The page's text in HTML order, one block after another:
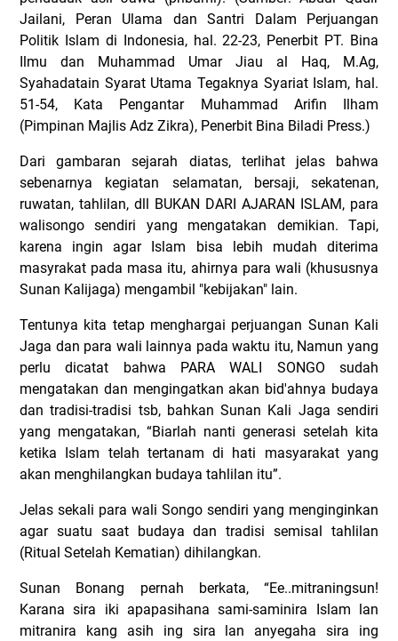
Jailani, Peran Ulama dan Santri Dalam Perjuangan
Politik Islam di Indonesia, hal. 22-23, Penerbit PT. Bina
Ilmu dan Muhammad Umar Jiau al Haq, M.Ag,
Syahadatain Syarat Utama Tegaknya Syariat Islam, hal.
51-54, Kata Pengantar Muhammad Arifin Ilham
(Pimpinan Majlis Adz Zikra), Penerbit Bina Biladi Press.)
Dari gambaran sejarah diatas, terlihat jelas bahwa
sebenarnya kegiatan selamatan, bersaji, sekatenan,
ruwatan, tahlilan, dll BUKAN DARI AJARAN ISLAM, para
walisongo sendiri yang mengatakan demikian. Tapi,
karena ingin agar Islam bisa lebih mudah diterima
masyrakat pada masa itu, ahirnya para wali (khususnya
Sunan Kalijaga) mengambil "kebijakan" lain.
Tentunya kita tetap menghargai perjuangan Sunan Kali
Jaga dan para wali lainnya pada waktu itu, Namun yang
perlu dicatat bahwa PARA WALI SONGO sudah
mengatakan dan mengingatkan akan bid'ahnya budaya
dan tradisi-tradisi tsb, bahkan Sunan Kali Jaga sendiri
yang mengatakan, “Biarlah nanti generasi setelah kita
ketika Islam telah tertanam di hati masyarakat yang
akan menghilangkan budaya tahlilan itu”.
Jelas sekali para wali Songo sendiri yang menginginkan
agar suatu saat budaya dan tradisi semisal tahlilan
(Ritual Setelah Kematian) dihilangkan.
Sunan Bonang pernah berkata, “Ee..mitraningsun!
Karana sira iki apapasihana sami-saminira Islam lan
mitranira kang asih ing sira lan anyegaha sira ing